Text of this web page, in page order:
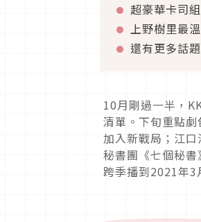
超豪華卡司
上野樹里最
還有更多話題
10月剛過一半，
清單。下旬重點
加入新戰局；江
秘書團《七個秘
跨季播到2021年3